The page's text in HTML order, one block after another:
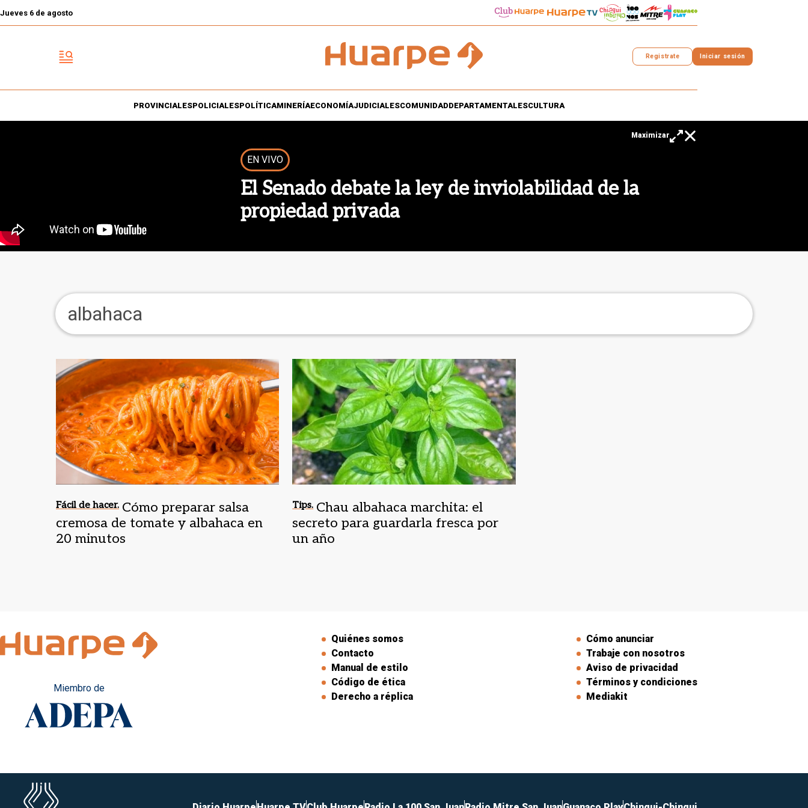
Jueves 6 de agosto
Registrate Iniciar sesión
PROVINCIALESPOLICIALESPOLÍTICAMINERÍAECONOMÍAJUDICIALESCOMUNIDADDEPARTAMENTALESCULTURA
EN VIVO
El Senado debate la ley de inviolabilidad de la
propiedad privada
albahaca
Fácil de hacer. Cómo preparar salsa
cremosa de tomate y albahaca en
20 minutos
Tips. Chau albahaca marchita: el
secreto para guardarla fresca por
un año
Miembro de
Quiénes somos
Contacto
Manual de estilo
Código de ética
Derecho a réplica
Cómo anunciar
Trabaje con nosotros
Aviso de privacidad
Términos y condiciones
Mediakit